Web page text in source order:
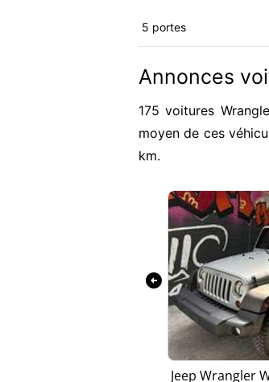
5 portes
Annonces
175 voitures
moyen de ces
km.
Jeep Wrangler
arrow_circle_left